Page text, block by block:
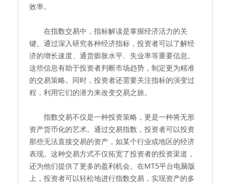
效率。
在指数交易中，指标解读是掌握经济活力的关
键。通过深入研究各种经济指标，投资者可以了解经
济的增长速度、通货膨胀水平、失业率等重要信息。
这些信息有助于投资者判断市场趋势，制定更为精准
的交易策略。同时，投资者还需要关注指标的演变过
程，利用它们的潜力来改变交易之旅。
指数交易不仅是一种投资策略，更是一种将无形
资产货币化的艺术。通过交易指数，投资者可以投资
那些无法直接交易的资产，如某个行业或地区的经济
表现。这种交易方式不仅拓宽了投资者的投资渠道，
还为他们提供了更多的盈利机会。在MT5平台电脑版
上，投资者可以轻松地进行指数交易，实现资产的多